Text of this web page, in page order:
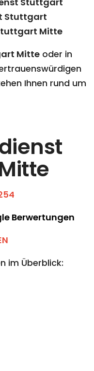
Stuttgart
Mitte
Mitte oder in
Ihnen rund um
Berwertungen
im Überblick: